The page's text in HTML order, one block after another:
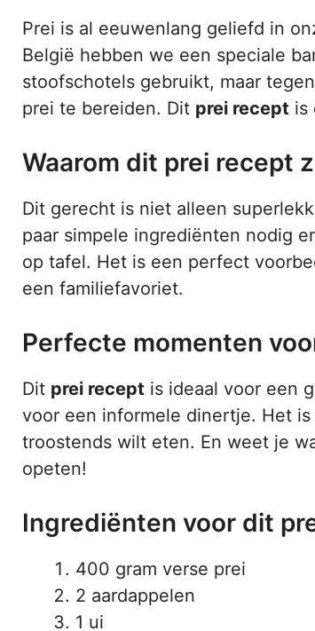
Prei is al eeuwenlang geliefd in
België hebben we een speciale
stoofschotels gebruikt, maar
prei te bereiden. Dit prei recept is
Waarom dit prei recept
Dit gerecht is niet alleen
paar simpele ingrediënten nodig
op tafel. Het is een perfect
een familiefavoriet.
Perfecte momenten
Dit prei recept is ideaal voor een
voor een informele dinertje. Het
troostends wilt eten. En weet je
opeten!
Ingrediënten voor dit
400 gram verse prei
2 aardappelen
1 ui